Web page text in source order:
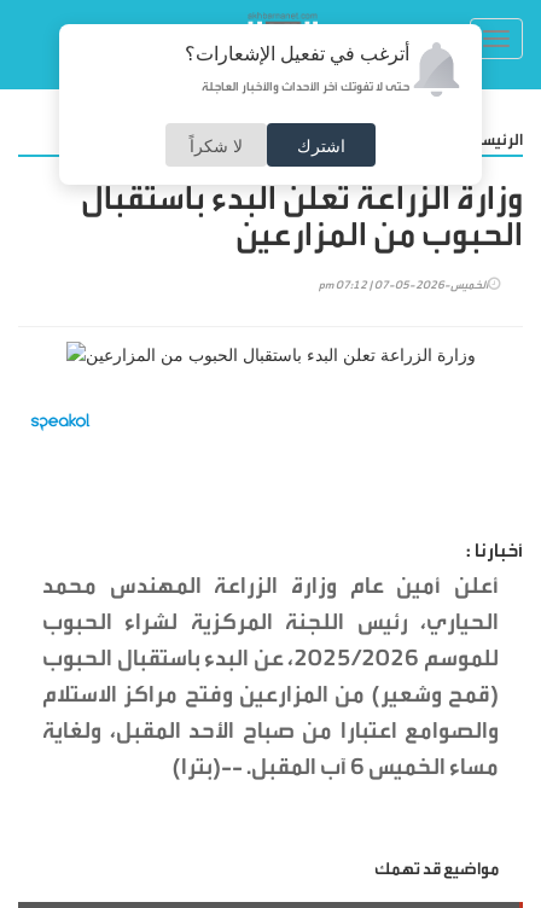
أترغب في تفعيل الإشعارات؟
حتى لا تفوتك آخر الأحداث والأخبار العاجلة
اشترك لا شكراً الرئيسية
وزارة الزراعة تعلن البدء باستقبال
الحبوب من المزارعين
الخميس-2026-05-07 | 07:12 pm
أخبارنا :
أعلن أمين عام وزارة الزراعة المهندس محمد
الحياري، رئيس اللجنة المركزية لشراء الحبوب
للموسم 2025/2026، عن البدء باستقبال الحبوب
(قمح وشعير) من المزارعين وفتح مراكز الاستلام
والصوامع اعتبارا من صباح الأحد المقبل، ولغاية
مساء الخميس 6 آب المقبل. --(بترا)
مواضيع قد تهمك